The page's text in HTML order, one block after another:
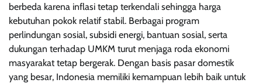
berbeda karena inflasi tetap terkendali sehingga harga
kebutuhan pokok relatif stabil. Berbagai program
perlindungan sosial, subsidi energi, bantuan sosial, serta
dukungan terhadap UMKM turut menjaga roda ekonomi
masyarakat tetap bergerak. Dengan basis pasar domestik
yang besar, Indonesia memiliki kemampuan lebih baik untuk